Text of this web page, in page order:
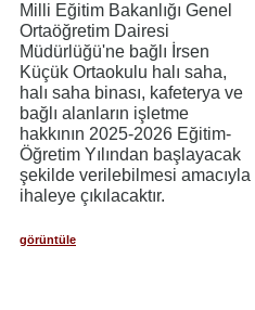
Milli Eğitim Bakanlığı Genel
Ortaöğretim Dairesi
Müdürlüğü'ne bağlı İrsen
Küçük Ortaokulu halı saha,
halı saha binası, kafeterya ve
bağlı alanların işletme
hakkının 2025-2026 Eğitim-
Öğretim Yılından başlayacak
şekilde verilebilmesi amacıyla
ihaleye çıkılacaktır.
görüntüle